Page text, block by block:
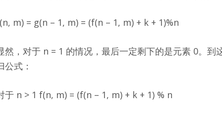
m) = g(n – 1, m) = (f(n – 1, m) + k + 1)%n
然，对于 n = 1 的情况，最后一定剩下的是元素 0。
公式：
于 n > 1 f(n, m) = (f(n – 1, m) + k + 1) % n